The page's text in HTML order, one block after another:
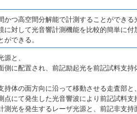
つ高空間分解能で計測することができる
対して光音響計測機能を比較的簡単に付
できる。
と、
に配置され、前記励起光を前記試料支
体の面方向に沿って移動させる走査部と、
にて発生した光音響波により前記試料
光を発生するレーザ光源と、前記非支持